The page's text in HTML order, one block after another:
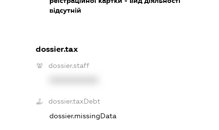
відсутній
dossier.tax
dossier.staff
dossier.taxDebt
dossier.missingData